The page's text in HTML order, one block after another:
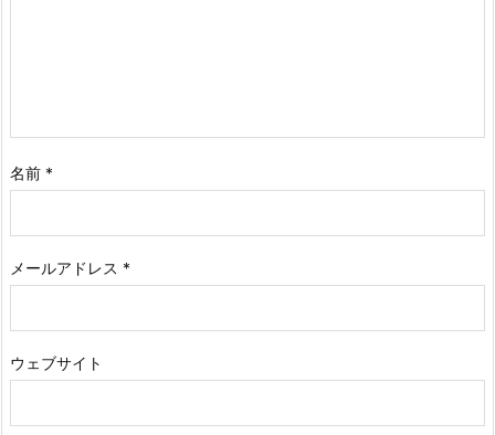
名前 *
メールアドレス *
ウェブサイト